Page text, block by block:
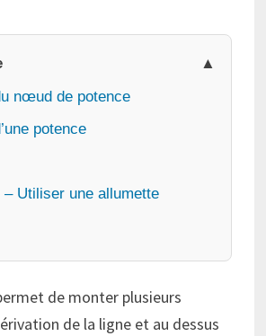
nœud de potence
potence
– Utiliser une allumette
de monter plusieurs
de la ligne et au dessus